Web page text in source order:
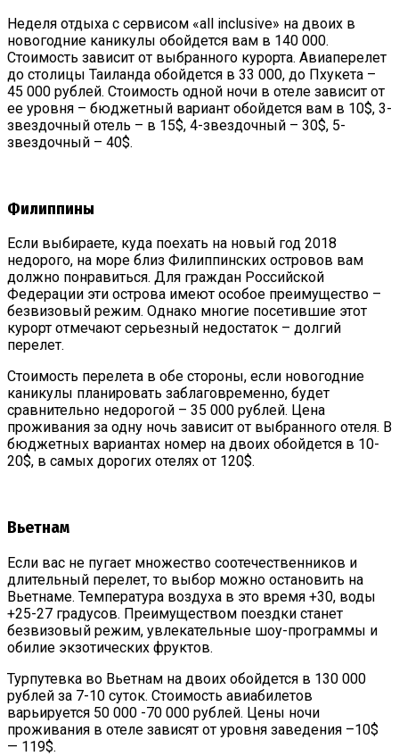
Неделя отдыха с сервисом «all inclusive» на двоих в
новогодние каникулы обойдется вам в 140 000.
Стоимость зависит от выбранного курорта. Авиаперелет
до столицы Таиланда обойдется в 33 000, до Пхукета –
45 000 рублей. Стоимость одной ночи в отеле зависит от
ее уровня – бюджетный вариант обойдется вам в 10$, 3-
звездочный отель – в 15$, 4-звездочный – 30$, 5-
звездочный – 40$.
Филиппины
Если выбираете, куда поехать на новый год 2018
недорого, на море близ Филиппинских островов вам
должно понравиться. Для граждан Российской
Федерации эти острова имеют особое преимущество –
безвизовый режим. Однако многие посетившие этот
курорт отмечают серьезный недостаток – долгий
перелет.
Стоимость перелета в обе стороны, если новогодние
каникулы планировать заблаговременно, будет
сравнительно недорогой – 35 000 рублей. Цена
проживания за одну ночь зависит от выбранного отеля. В
бюджетных вариантах номер на двоих обойдется в 10-
20$, в самых дорогих отелях от 120$.
Вьетнам
Если вас не пугает множество соотечественников и
длительный перелет, то выбор можно остановить на
Вьетнаме. Температура воздуха в это время +30, воды
+25-27 градусов. Преимуществом поездки станет
безвизовый режим, увлекательные шоу-программы и
обилие экзотических фруктов.
Турпутевка во Вьетнам на двоих обойдется в 130 000
рублей за 7-10 суток. Стоимость авиабилетов
варьируется 50 000 -70 000 рублей. Цены ночи
проживания в отеле зависят от уровня заведения –10$
— 119$.